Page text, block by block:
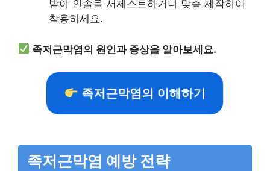
받아 인솔을 서제스트하거나 맞춤 제작하여
착용하세요.
족저근막염의 원인과 증상을 알아보세요.
족저근막염의 이해하기
족저근막염 예방 전략